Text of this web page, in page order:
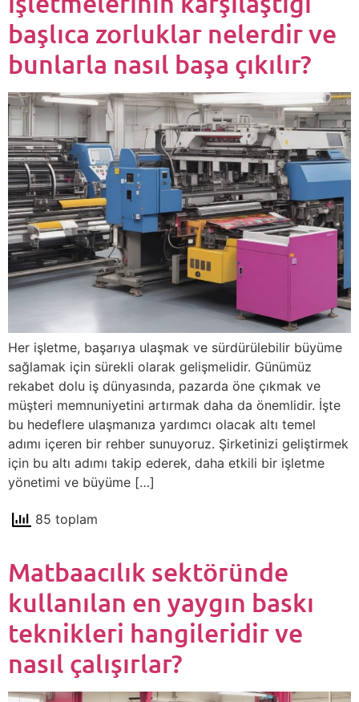
başlıca zorluklar nelerdir ve
bunlarla nasıl başa çıkılır?
Her işletme, başarıya ulaşmak ve sürdürülebilir büyüme
sağlamak için sürekli olarak gelişmelidir. Günümüz
rekabet dolu iş dünyasında, pazarda öne çıkmak ve
müşteri memnuniyetini artırmak daha da önemlidir. İşte
bu hedeflere ulaşmanıza yardımcı olacak altı temel
adımı içeren bir rehber sunuyoruz. Şirketinizi geliştirmek
için bu altı adımı takip ederek, daha etkili bir işletme
yönetimi ve büyüme […]
85 toplam
Matbaacılık sektöründe
kullanılan en yaygın baskı
teknikleri hangileridir ve
nasıl çalışırlar?